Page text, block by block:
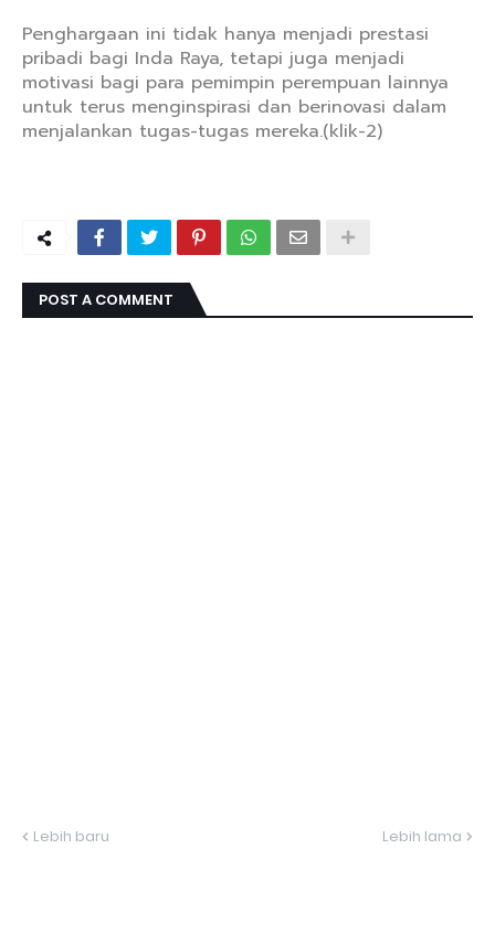
Penghargaan ini tidak hanya menjadi prestasi
pribadi bagi Inda Raya, tetapi juga menjadi
motivasi bagi para pemimpin perempuan lainnya
untuk terus menginspirasi dan berinovasi dalam
menjalankan tugas-tugas mereka.(klik-2)
POST A COMMENT
Lebih baru Lebih lama